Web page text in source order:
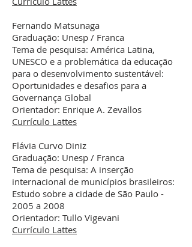
Fernando Matsunaga
Graduação: Unesp / Franca
Tema de pesquisa: América Latina,
UNESCO e a problemática da educação
para o desenvolvimento sustentável:
Oportunidades e desafios para a
Governança Global
Orientador: Enrique A. Zevallos
Currículo Lattes
Flávia Curvo Diniz
Graduação: Unesp / Franca
Tema de pesquisa: A inserção
internacional de municípios brasileiros:
Estudo sobre a cidade de São Paulo -
2005 a 2008
Orientador: Tullo Vigevani
Currículo Lattes